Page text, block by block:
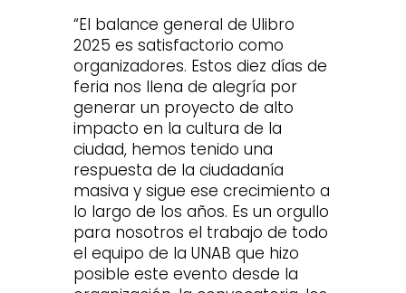
“El balance general de Ulibro
2025 es satisfactorio como
organizadores. Estos diez días de
feria nos llena de alegría por
generar un proyecto de alto
impacto en la cultura de la
ciudad, hemos tenido una
respuesta de la ciudadanía
masiva y sigue ese crecimiento a
lo largo de los años. Es un orgullo
para nosotros el trabajo de todo
el equipo de la UNAB que hizo
posible este evento desde la